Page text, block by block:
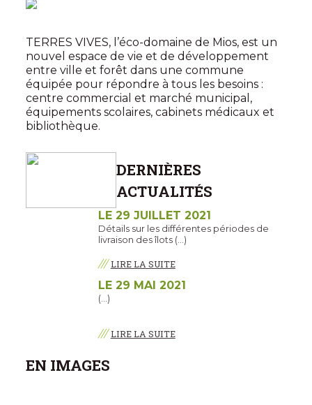
TERRES VIVES, l’éco-domaine de Mios, est un
nouvel espace de vie et de développement
entre ville et forêt dans une commune
équipée pour répondre à tous les besoins :
centre commercial et marché municipal,
équipements scolaires, cabinets médicaux et
bibliothèque.
DERNIÈRES
ACTUALITÉS
LE 29 JUILLET 2021
Détails sur les différentes périodes de
livraison des îlots (…)
/// LIRE LA SUITE
LE 29 MAI 2021
(…)
/// LIRE LA SUITE
EN IMAGES